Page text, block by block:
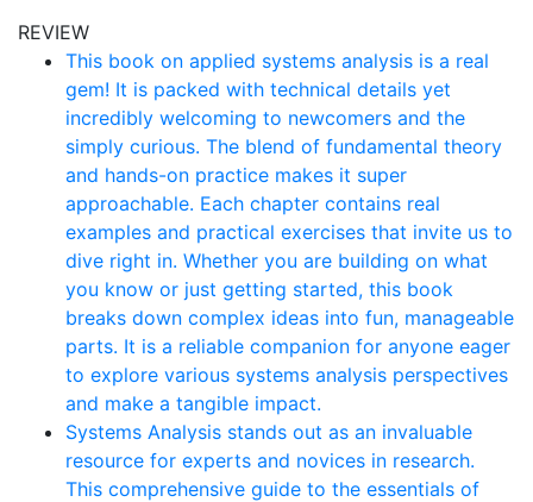
REVIEW
This book on applied systems analysis is a real
gem! It is packed with technical details yet
incredibly welcoming to newcomers and the
simply curious. The blend of fundamental theory
and hands-on practice makes it super
approachable. Each chapter contains real
examples and practical exercises that invite us to
dive right in. Whether you are building on what
you know or just getting started, this book
breaks down complex ideas into fun, manageable
parts. It is a reliable companion for anyone eager
to explore various systems analysis perspectives
and make a tangible impact.
Systems Analysis stands out as an invaluable
resource for experts and novices in research.
This comprehensive guide to the essentials of